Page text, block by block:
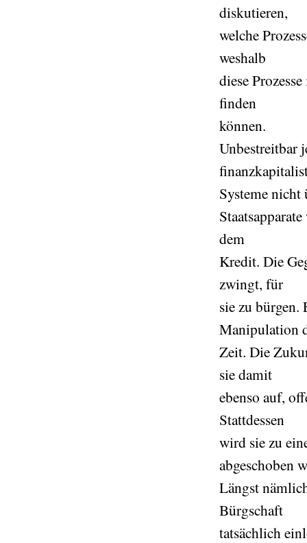
diskutieren,
welche
weshalb
diese
finden
können.
Unbestreitbar
Systeme nicht
dem
Kredit. Die
zwingt, für
sie zu bürgen.
Manipulation
Zeit. Die
sie damit
ebenso auf,
Stattdessen
wird sie zu
abgeschoben
Längst
Bürgschaft
tatsächlich